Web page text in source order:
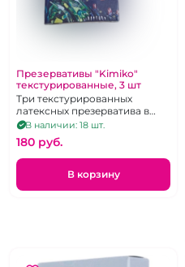
Презервативы "Kimiko"
текстурированные, 3 шт
Три текстурированных
латексных презерватива в
силиконовой смазке с
накопителем
В наличии: 18 шт.
180 pуб.
В корзину